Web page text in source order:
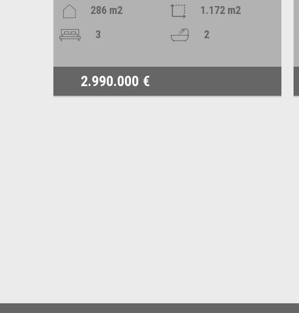
286 m2
1.172 m2
3
2
2.990.000 €